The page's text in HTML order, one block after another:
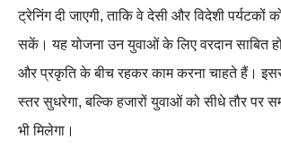
ट्रेनिंग दी जाएगी, ताकि वे देसी और विदेशी पर्यटकों
सकें। यह योजना उन युवाओं के लिए वरदान साबित
और प्रकृति के बीच रहकर काम करना चाहते हैं।
स्तर सुधरेगा, बल्कि हजारों युवाओं को सीधे तौर पर
भी मिलेगा।